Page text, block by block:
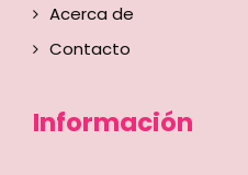
Acerca de
Contacto
Información